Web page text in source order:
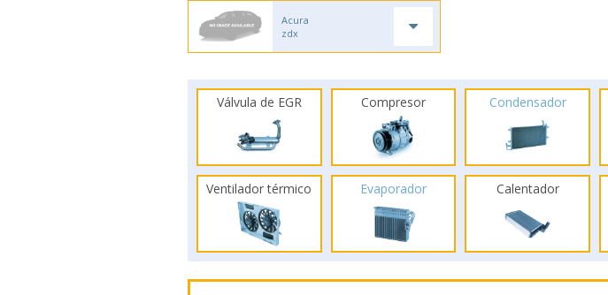
Acura
zdx
Válvula de EGR Compresor Condensador
Ventilador térmico Evaporador Calentador